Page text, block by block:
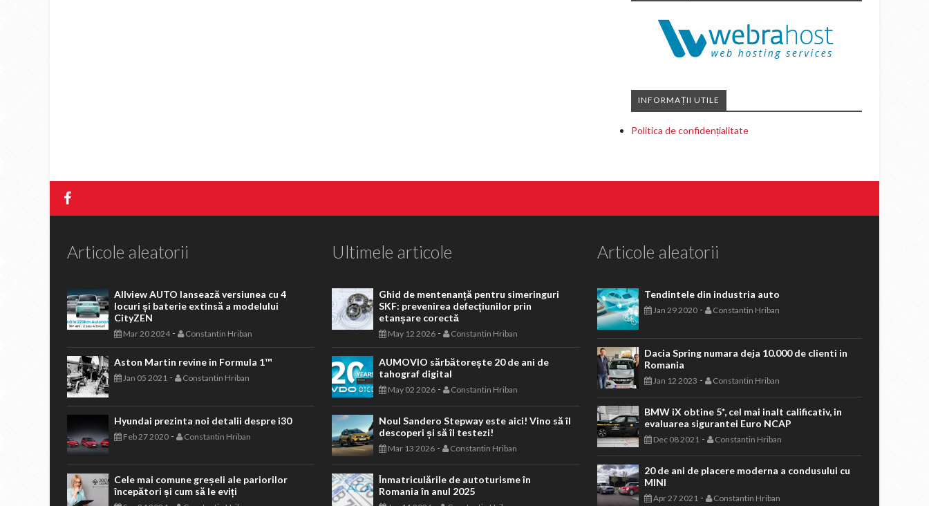
INFORMAȚII UTILE
Politica de confidențialitate
Articole aleatorii
Allview AUTO lansează versiunea cu 4
locuri și baterie extinsă a modelului
CityZEN
Mar 20 2024- Constantin Hriban
Aston Martin revine in Formula 1™
Jan 05 2021 - Constantin Hriban
Hyundai prezinta noi detalii despre i30
Feb 27 2020 - Constantin Hriban
Cele mai comune greșeli ale pariorilor
începători și cum să le eviți
Ultimele articole
Ghid de mentenanță pentru simeringuri
SKF: prevenirea defecțiunilor prin
etanșare corectă
May 12 2026 - Constantin Hriban
AUMOVIO sărbătorește 20 de ani de
tahograf digital
May 02 2026 - Constantin Hriban
Noul Sandero Stepway este aici! Vino să îl
descoperi și să îl testezi!
Mar 13 2026 - Constantin Hriban
Înmatriculările de autoturisme în
Romania în anul 2025
Articole aleatorii
Tendintele din industria auto
Jan 29 2020- Constantin Hriban
Dacia Spring numara deja 10.000 de clienti in
Romania
Jan 12 2023 - Constantin Hriban
BMW iX obtine 5*, cel mai inalt calificativ, in
evaluarea sigurantei Euro NCAP
Dec 08 2021 - Constantin Hriban
20 de ani de placere moderna a condusului cu
MINI
Apr 27 2021 - Constantin Hriban